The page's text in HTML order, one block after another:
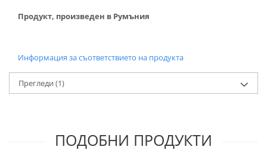
Продукт, произведен в Румъния
Информация за съответствието на продукта
Прегледи (1)
ПОДОБНИ ПРОДУКТИ